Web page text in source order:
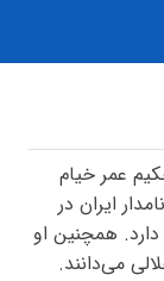
عمر خیام
ایران در
دارد. همچنین او
می‌دانند.